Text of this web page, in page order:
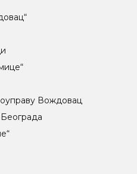
Вождовац